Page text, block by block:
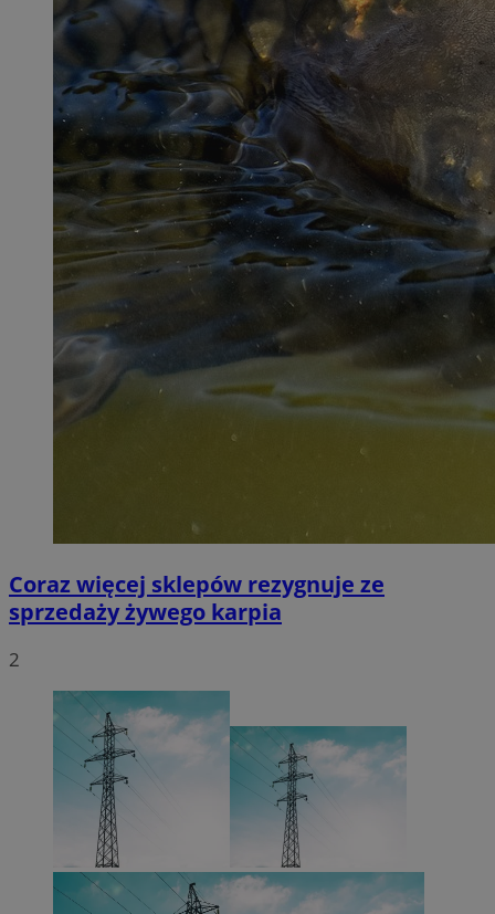
Coraz więcej sklepów rezygnuje ze
sprzedaży żywego karpia
2